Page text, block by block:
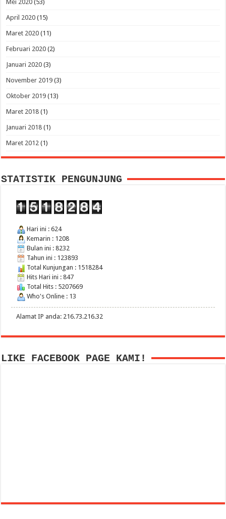
Mei 2020 (53)
April 2020 (15)
Maret 2020 (11)
Februari 2020 (2)
Januari 2020 (3)
November 2019 (3)
Oktober 2019 (13)
Maret 2018 (1)
Januari 2018 (1)
Maret 2012 (1)
STATISTIK PENGUNJUNG
Hari ini : 624
Kemarin : 1208
Bulan ini : 8232
Tahun ini : 123893
Total Kunjungan : 1518284
Hits Hari ini : 847
Total Hits : 5207669
Who's Online : 13
Alamat IP anda: 216.73.216.32
LIKE FACEBOOK PAGE KAMI!